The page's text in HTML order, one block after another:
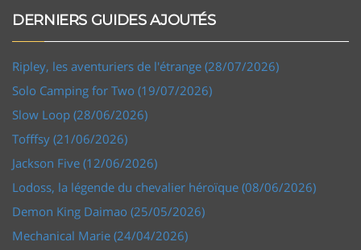
DERNIERS GUIDES AJOUTÉS
Ripley, les aventuriers de l'étrange (28/07/2026)
Solo Camping for Two (19/07/2026)
Slow Loop (28/06/2026)
Tofffsy (21/06/2026)
Jackson Five (12/06/2026)
Lodoss, la légende du chevalier héroïque (08/06/2026)
Demon King Daimao (25/05/2026)
Mechanical Marie (24/04/2026)